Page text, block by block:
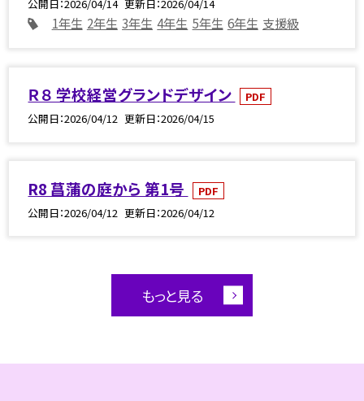
公開日 2026/04/14 更新日 2026/04/14
1年生 2年生 3年生 4年生 5年生 6年生 支援級
Ｒ８ 学校経営グランドデザイン
PDF
公開日 2026/04/12 更新日 2026/04/15
R8 菖蒲の庭から 第1号
PDF
公開日 2026/04/12 更新日 2026/04/12
もっと見る